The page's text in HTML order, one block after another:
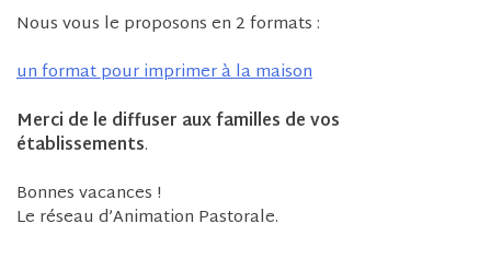
Nous vous le proposons en 2 formats :
un format pour imprimer à la maison
Merci de le diffuser aux familles de vos
établissements.
Bonnes vacances !
Le réseau d’Animation Pastorale.